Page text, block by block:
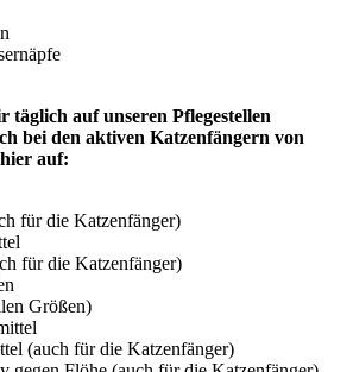
täglich auf unseren Pflegestellen
bei den aktiven Katzenfängern von
auf:
für die Katzenfänger)
für die Katzenfänger)
Größen)
(auch für die Katzenfänger)